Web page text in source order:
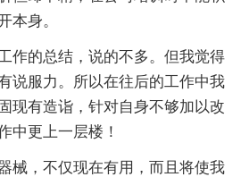
本身。
的总结，说的不多。但我觉得
说服力。所以在往后的工作中我
现有造诣，针对自身不够加以改
中更上一层楼！
，不仅现在有用，而且将使我